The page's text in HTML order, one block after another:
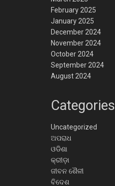
February 2025
January 2025
December 2024
November 2024
October 2024
September 2024
August 2024
Categories
Uncategorized
ଅପରାଧ
ଓଡିଶା
କ୍ରୀଡ଼ା
ଜୀବନ ଶୈଳୀ
ବିଦେଶ